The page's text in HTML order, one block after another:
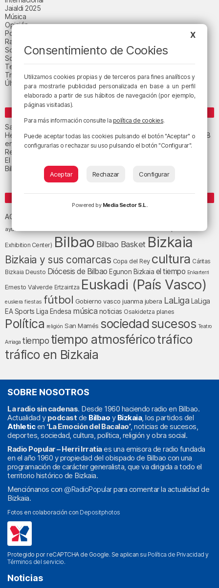
Jaialdi 2025
Música
Opinión
Política
Radio Popular-Herri Irratia
Social y religión
Sociedad
Tecnología
Triple B
Última hora
San Juan de Gaztelugatxe cerrará el día del eclipse
Heridas dos personas en un accidente entre tres vehículos en la A8
en Muskiz
Recuperado el cuerpo sin vida de una mujer en la ría de Bilbao
El tiempo este jueves en Bizkaia: cielo muy nuboso
Bilbao celebra el 27 de agosto el «Día de las Personas Mayores»
ACB
ayuntamiento de Bilbao
Exhibition Center) Bilbao Bilbao Basket Bizkaia
Bizkaia y sus comarcas Copa del Rey cultura Cáritas
Bizkaia Deusto Diócesis de Bilbao Egunon Bizkaia el tiempo Enkarterri
Ernesto Valverde Ertzaintza Euskadi (País Vasco)
euskera fiestas fútbol Gobierno vasco juanma jubera LaLiga LaLiga
EA Sports Liga Endesa música noticias Osakidetza planes
Política religión San Mamés sociedad sucesos Teatro
Arriaga tiempo tiempo atmosféricotráfico
tráfico en Bizkaia
SOBRE NOSOTROS
La radio sin cadenas. Desde 1960 haciendo radio en Bilbao.
Actualidad y podcast de Bilbao y Bizkaia, los partidos del
Athleticen ‘La Emoción del Bacalao’, noticias de sucesos,
deportes, sociedad, cultura, política, religión y obra social.
Radio Popular – Herri Irratiaes una emisora de radio fundada
en el año 1960 y propiedad del obispado de Bilbao con una
programación de carácter generalista, que va dirigida a todo el
territorio histórico de Bizkaia.
Menciónanos con @RadioPopularpara comentar la actualidad de
Bizkaia.
Fotos en colaboración con Depositphotos
Protegido por reCAPTCHA de Google. Se aplican su Política de Privacidad y
Términos del servicio.
Noticias
X
Consentimiento de Cookies
Utilizamos cookies propias y de terceros para fines analíticos y
para mostrarle publicidad personalizada en base a un perfil
elaborado a partir de sus hábitos de navegación (por ejemplo,
páginas visitadas).
Para más información consulte la política de cookies.
Puede aceptar todas las cookies pulsando el botón "Aceptar" o
configurarlas o rechazar su uso pulsando el botón "Configurar".
Aceptar Rechazar Configurar
Powered by Media Sector S.L.